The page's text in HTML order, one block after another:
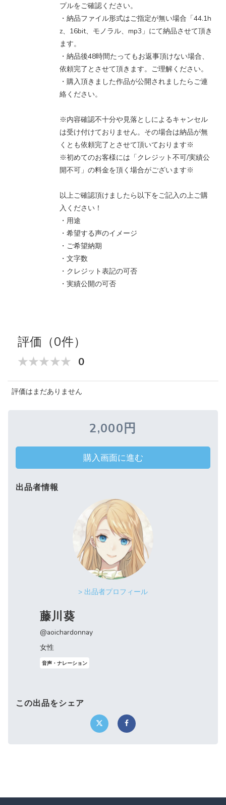
プルをご確認ください。
・納品ファイル形式はご指定が無い場合「44.1h
z、16bit、モノラル、mp3」にて納品させて頂き
ます。
・納品後48時間たってもお返事頂けない場合、
依頼完了とさせて頂きます。ご理解ください。
・購入頂きました作品が公開されましたらご連
絡ください。
※内容確認不十分や見落としによるキャンセル
は受け付けておりません。その場合は納品が無
くとも依頼完了とさせて頂いております※
※初めてのお客様には「クレジット不可/実績公
開不可」の料金を頂く場合がございます※
以上ご確認頂けましたら以下をご記入の上ご購
入ください！
・用途
・希望する声のイメージ
・ご希望納期
・文字数
・クレジット表記の可否
・実績公開の可否
評価（0件）
0
評価はまだありません
2,000円
購入画面に進む
出品者情報
> 出品者プロフィール
藤川葵
@aoichardonnay
女性
音声・ナレーション
この出品をシェア